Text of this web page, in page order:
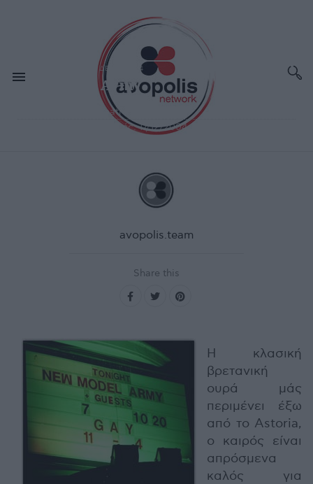
ΔΕΚ 29,2004
New Model Army
Astoria Theatre, Λονδίνο
Ημερομηνία διεξαγωγής: 17/12/2004
avopolis.team
Share this
H κλασική
βρετανική
ουρά μάς
περιμένει έξω
από το Astoria,
ο καιρός είναι
απρόσμενα
καλός για